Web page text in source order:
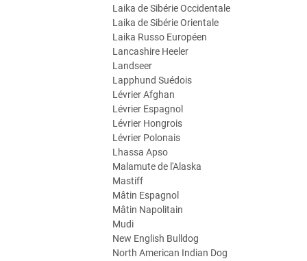
Laika de Sibérie Occidentale
Laika de Sibérie Orientale
Laika Russo Européen
Lancashire Heeler
Landseer
Lapphund Suédois
Lévrier Afghan
Lévrier Espagnol
Lévrier Hongrois
Lévrier Polonais
Lhassa Apso
Malamute de l'Alaska
Mastiff
Mâtin Espagnol
Mâtin Napolitain
Mudi
New English Bulldog
North American Indian Dog